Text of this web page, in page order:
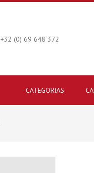
+32 (0) 69 648 372
CATEGORIAS